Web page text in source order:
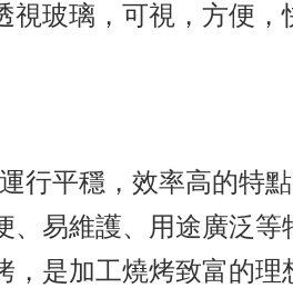
玻璃，可視，方便
行平穩，效率高的特
、易維護、用途廣泛
是加工燒烤致富的理